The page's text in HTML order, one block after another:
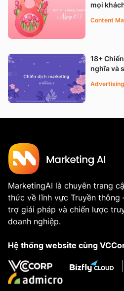
mọi
Content
18+
nghĩa và
Advertising
MarketingAI là chuyên trang
thức về lĩnh vực Truyền thông
trợ giải pháp và chiến lược
doanh nghiệp.
Hệ thống website cùng